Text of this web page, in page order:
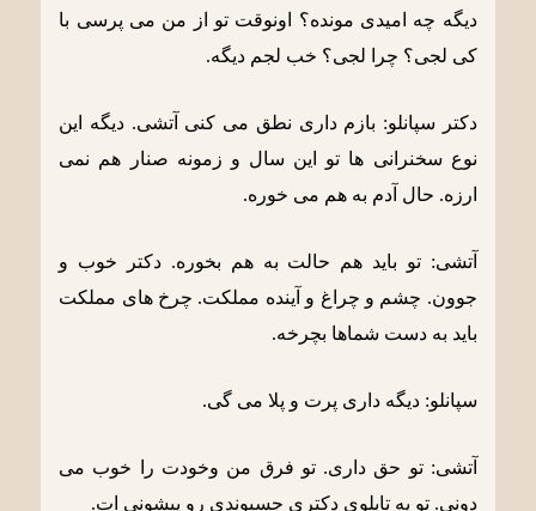
دیگه چه امیدی مونده؟ اونوقت تو از من می پرسی با
کی لجی؟ چرا لجی؟ خب لجم دیگه.
دکتر سپانلو: بازم داری نطق می کنی آتشی. دیگه این
نوع سخنرانی ها تو این سال و زمونه صنار هم نمی
ارزه. حال آدم به هم می خوره.
آتشی: تو باید هم حالت به هم بخوره. دکتر خوب و
جوون. چشم و چراغ و آینده مملکت. چرخ های مملکت
باید به دست شماها بچرخه.
سپانلو: دیگه داری پرت و پلا می گی.
آتشی: تو حق داری. تو فرق من وخودت را خوب می
دونی. تو یه تابلوی دکتری جسبوندی رو پیشونی ات.